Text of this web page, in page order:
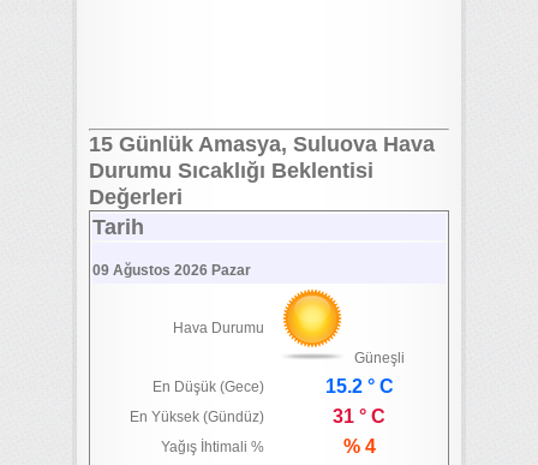
15 Günlük Amasya, Suluova Hava
Durumu Sıcaklığı Beklentisi
Değerleri
Tarih
09 Ağustos 2026 Pazar
Hava Durumu
Güneşli
En Düşük (Gece)
15.2 ° C
En Yüksek (Gündüz) 31 ° C
Yağış İhtimali % % 4